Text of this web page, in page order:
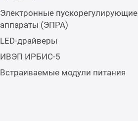
Электронные пускорегулирующие
аппараты (ЭПРА)
LED-драйверы
ИВЭП ИРБИС-5
Встраиваемые модули питания